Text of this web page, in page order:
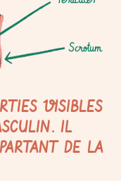
VISIBLES
IL
DE LA